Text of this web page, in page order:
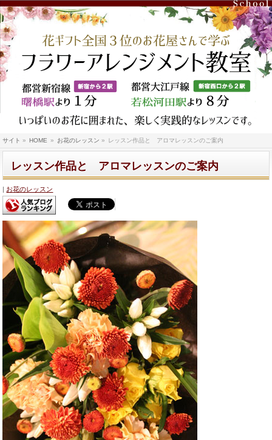
サイト » HOME » お花のレッスン » レッスン作品と アロマレッスンのご案内
レッスン作品と アロマレッスンのご案内
お花のレッスン